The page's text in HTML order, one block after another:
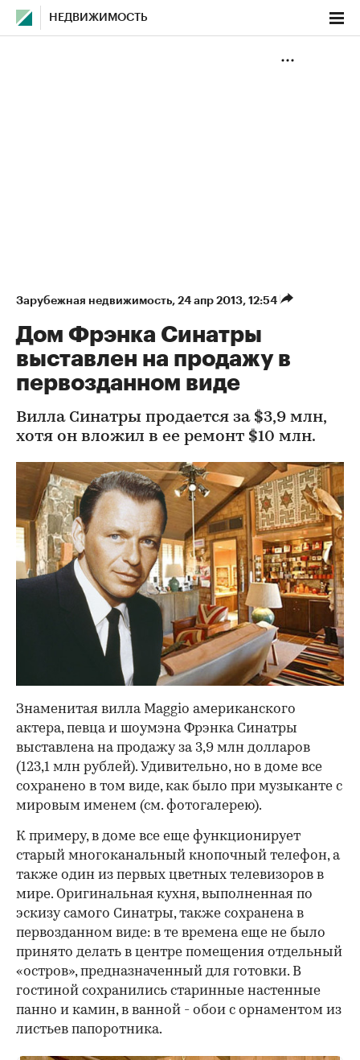
НЕДВИЖИМОСТЬ
Зарубежная недвижимость⁠, 24 апр 2013, 12:54
Дом Фрэнка Синатры
выставлен на продажу в
первозданном виде
Вилла Синатры продается за $3,9 млн,
хотя он вложил в ее ремонт $10 млн.
Знаменитая вилла Maggio американского
актера, певца и шоумэна Фрэнка Синатры
выставлена на продажу за 3,9 млн долларов
(123,1 млн рублей). Удивительно, но в доме все
сохранено в том виде, как было при музыканте с
мировым именем (см. фотогалерею).
К примеру, в доме все еще функционирует
старый многоканальный кнопочный телефон, а
также один из первых цветных телевизоров в
мире. Оригинальная кухня, выполненная по
эскизу самого Синатры, также сохранена в
первозданном виде: в те времена еще не было
принято делать в центре помещения отдельный
«остров», предназначенный для готовки. В
гостиной сохранились старинные настенные
панно и камин, в ванной - обои с орнаментом из
листьев папоротника.